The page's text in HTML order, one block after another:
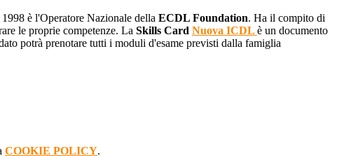
è l'Operatore Nazionale della ECDL Foundation. Ha il compito di
le proprie competenze. La Skills Card Nuova ICDL è un documento
potrà prenotare tutti i moduli d'esame previsti dalla famiglia
COOKIE POLICY.